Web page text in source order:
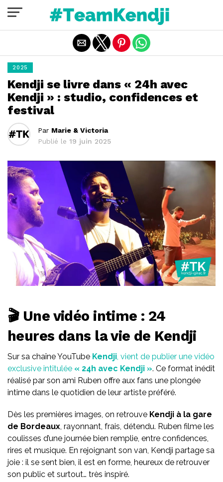
2025
Kendji se livre dans « 24h avec
Kendji » : studio, confidences et
festival
Par Marie & Victoria
Publié le 19 juin 2025
🎬 Une vidéo intime : 24
heures dans la vie de Kendji
Sur sa chaîne YouTube Kendji , vient de publier une vidéo
exclusive intitulée « 24h avec Kendji ». Ce format inédit
réalisé par son ami Ruben offre aux fans une plongée
intime dans le quotidien de leur artiste préféré.
Dès les premières images, on retrouve Kendji à la gare
de Bordeaux , rayonnant, frais, détendu. Ruben filme les
coulisses d’une journée bien remplie, entre confidences,
rires et musique. En rejoignant son van, Kendji partage sa
joie : il se sent bien, il est en forme, heureux de retrouver
son public et surtout… très inspiré.
Quitter la version mobile